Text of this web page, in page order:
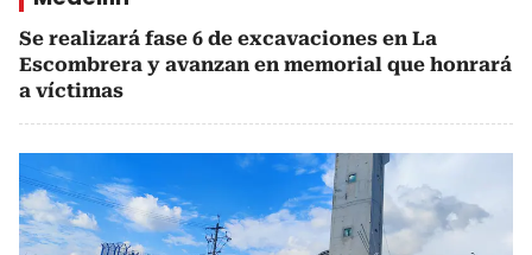
Se realizará fase 6 de excavaciones en La
Escombrera y avanzan en memorial que honrará
a víctimas